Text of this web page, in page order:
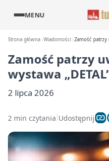
MENU
Strona główna Wiadomości Zamość patrzy
Zamość patrzy
wystawa
2 lipca 2026
2 min czytania Udostępnij